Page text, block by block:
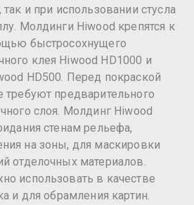
и при использовании стусла
Молдинги Hiwood крепятся к
быстросохнущего
клея Hiwood HD1000 и
HD500. Перед покраской
требуют предварительного
слоя. Молдинг Hiwood
стенам рельефа,
на зоны, для маскировки
отделочных материалов.
использовать в качестве
и для обрамления картин.